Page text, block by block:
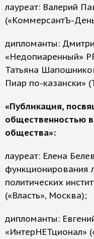
лауреат: Валерий
(«КоммерсантЪ-
дипломанты:
«Недопиаренный»
Татьяна
Пиар по-казански»
«Публикация,
общественностью
общества»:
лауреат: Елена
функционирования
политических
(«Власть», Москва);
дипломанты:
«ИнтерНЕТционал»